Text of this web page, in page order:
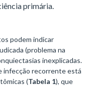
primária.
podem indicar
(problema na
inexplicadas.
infecção recorrente está
(Tabela 1), que